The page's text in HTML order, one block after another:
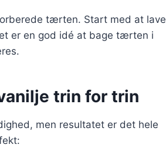
tærten. Start med at lave
er en god idé at bage tærten i
trin for trin
men resultatet er det hele